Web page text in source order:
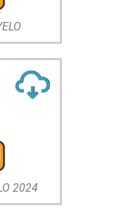
2024